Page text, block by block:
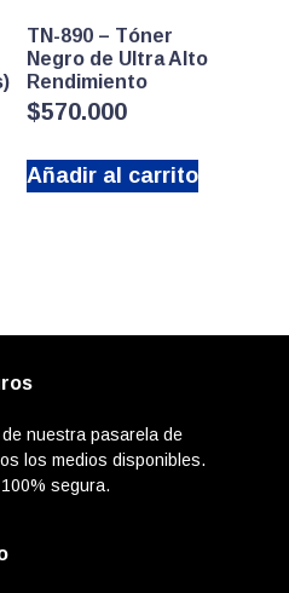
TN-890 – Tóner
Negro de Ultra Alto
Rendimiento
$570.000
Añadir al carrito
nuestra pasarela de
los medios disponibles.
segura.